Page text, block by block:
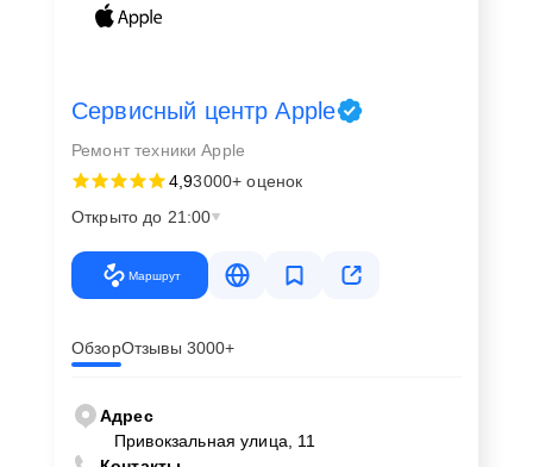
Сервисный центр Apple
Ремонт техники Apple
4,93000+ оценок
Открыто до 21:00
Маршрут
ОбзорОтзывы 3000+
Адрес
Привокзальная улица, 11